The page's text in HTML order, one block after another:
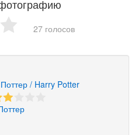
27 голосов
/ Harry Potter